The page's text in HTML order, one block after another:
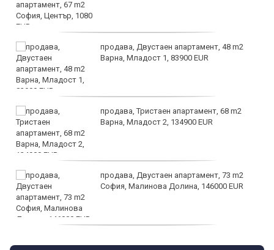
продава, Двустаен апартамент, 48 m2
Варна, Младост 1, 83900 EUR
продава, Тристаен апартамент, 68 m2
Варна, Младост 2, 134900 EUR
продава, Двустаен апартамент, 73 m2
София, Малинова Долина, 146000 EUR